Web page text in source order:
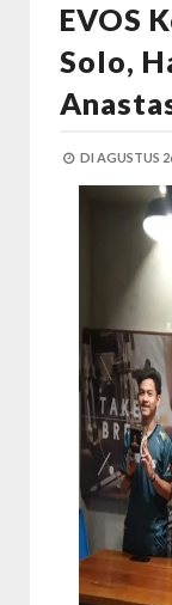
EVOS
Solo,
DI AGUSTUS